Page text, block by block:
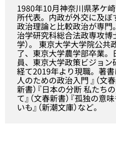
1980年10月神奈川県茅ケ
所代表。内政が外交に及
政治理論と比較政治が専
治学研究科総合法政専攻博
学）。 東京大学大学院公
了、東京大学農学部卒業
員、東京大学政策ビジョ
経て2019年より現職。著
人のための政治入門 』（文春
新書）『日本の分断 私たち
て』（文春新書）『孤独の
いも』（新潮文庫）など。